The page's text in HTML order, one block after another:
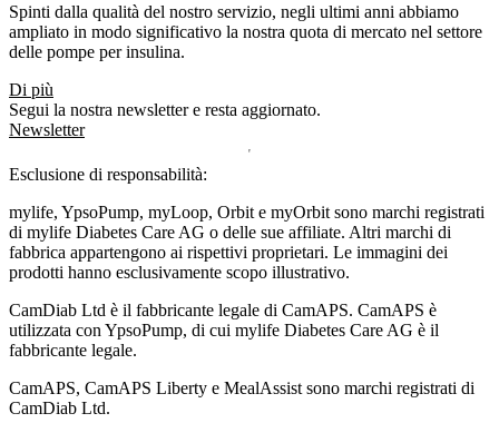
Spinti dalla qualità del nostro servizio, negli ultimi anni abbiamo
ampliato in modo significativo la nostra quota di mercato nel settore
delle pompe per insulina.
Di più
Segui la nostra newsletter e resta aggiornato.
Newsletter
Esclusione di responsabilità:
mylife, YpsoPump, myLoop, Orbit e myOrbit sono marchi registrati
di mylife Diabetes Care AG o delle sue affiliate. Altri marchi di
fabbrica appartengono ai rispettivi proprietari. Le immagini dei
prodotti hanno esclusivamente scopo illustrativo.
CamDiab Ltd è il fabbricante legale di CamAPS. CamAPS è
utilizzata con YpsoPump, di cui mylife Diabetes Care AG è il
fabbricante legale.
CamAPS, CamAPS Liberty e MealAssist sono marchi registrati di
CamDiab Ltd.